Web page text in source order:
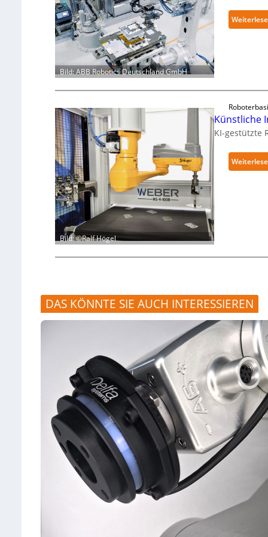
Bild: ABB Robotics Deutschland GmbH
Bild: ©Ralf Högel
Künstliche
KI-gestützte
DAS KÖNNTE SIE AUCH INTERESSIEREN